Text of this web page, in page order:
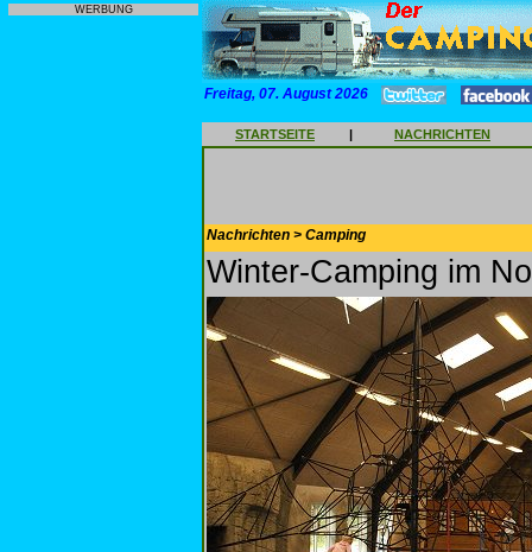
WERBUNG
Freitag, 07. August 2026
STARTSEITE | NACHRICHTEN
Nachrichten > Camping
Winter-Camping im